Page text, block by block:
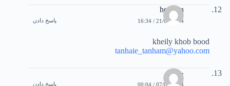
hossein
21/04/2004 / 16:34 پاسخ دادن
kheily khob bood
tanhaie_tanham@yahoo.com
جابر
07/05/2004 / 00:04 پاسخ دادن